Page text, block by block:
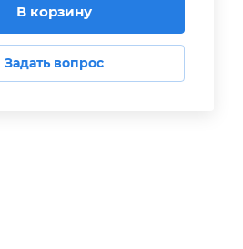
В корзину
Задать вопрос